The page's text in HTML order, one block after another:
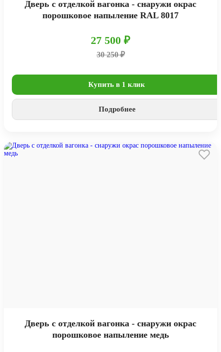
Дверь с отделкой вагонка - снаружи окрас
порошковое напыление RAL 8017
27 500 ₽
30 250 ₽
Купить в 1 клик
Подробнее
Дверь с отделкой вагонка - снаружи окрас
порошковое напыление медь